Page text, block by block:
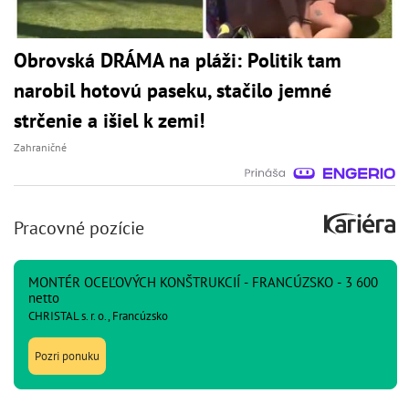
Obrovská DRÁMA na pláži: Politik tam
narobil hotovú paseku, stačilo jemné
strčenie a išiel k zemi!
Zahraničné
Pracovné pozície
MONTÉR OCEĽOVÝCH KONŠTRUKCIÍ - FRANCÚZSKO - 3 600
netto
CHRISTAL s. r. o., Francúzsko
Pozri ponuku